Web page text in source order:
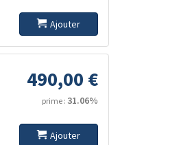
Ajouter
490,00 €
prime : 31.06%
Ajouter